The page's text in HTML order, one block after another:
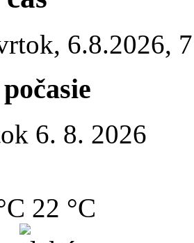
, 6.8.2026,
6. 8. 2026
22 °C